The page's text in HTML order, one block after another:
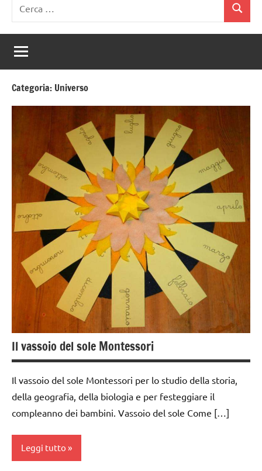
per:
Cerca
Categoria: Universo
Il vassoio del sole Montessori
Il vassoio del sole Montessori per lo studio della storia,
della geografia, della biologia e per festeggiare il
compleanno dei bambini. Vassoio del sole Come […]
Leggi tutto